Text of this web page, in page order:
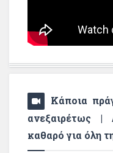
Κάποια
ανεξαιρέτως |
καθαρό για όλη